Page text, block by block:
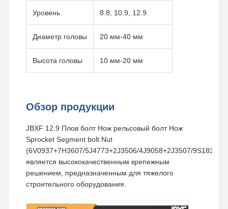
Уровень 8.8, 10.9, 12.9
Диаметр головы 20 мм-40 мм
Высота головы 10 мм-20 мм
Обзор продукции
JBXF 12.9 Плов болт Нож рельсовый болт Нож
Sprocket Segment bolt Nut
(6V0937+7H3607/5J4773+2J3506/4J9058+2J3507/9S1838)
является высококачественным крепежным
решением, предназначенным для тяжелого
строительного оборудования.